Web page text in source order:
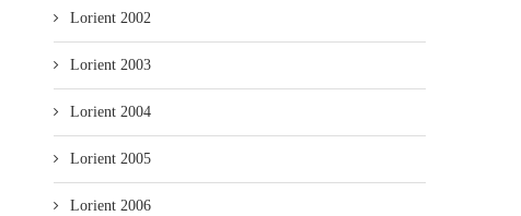
Lorient 2002
Lorient 2003
Lorient 2004
Lorient 2005
Lorient 2006